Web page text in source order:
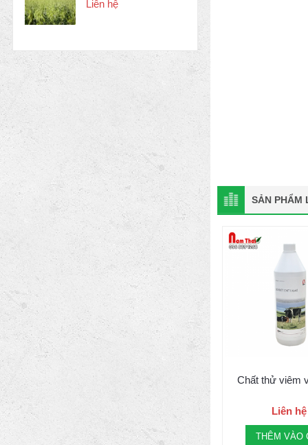
Liên hệ
SẢN PHẨM
Chất thử viêm
Liên hệ
THÊM VÀO